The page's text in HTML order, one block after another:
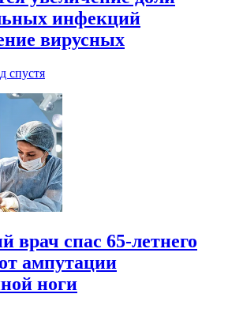
инфекций
вирусных
спустя
врач спас 65-летнего
ампутации
ноги